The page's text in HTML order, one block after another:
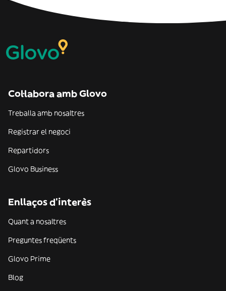
Col·labora amb Glovo
Treballa amb nosaltres
Registrar el negoci
Repartidors
Glovo Business
Enllaços d'interès
Quant a nosaltres
Preguntes freqüents
Glovo Prime
Blog